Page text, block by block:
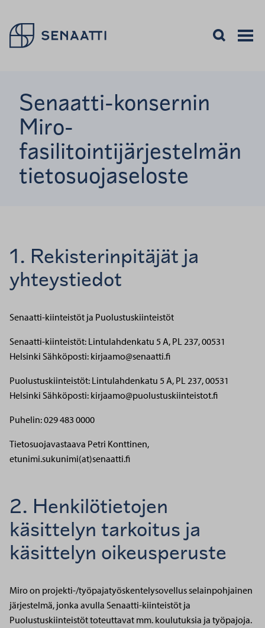
Palaa takaisin etusivulle
Avaa hakuAvaa
Senaatti-konsernin
Miro-
fasilitointijärjestelmän
tietosuojaseloste
1. Rekisterinpitäjät ja
yhteystiedot
Senaatti-kiinteistöt ja Puolustuskiinteistöt
Senaatti-kiinteistöt: Lintulahdenkatu 5 A, PL 237, 00531
Helsinki Sähköposti: kirjaamo@senaatti.fi
Puolustuskiinteistöt: Lintulahdenkatu 5 A, PL 237, 00531
Helsinki Sähköposti: kirjaamo@puolustuskiinteistot.fi
Puhelin: 029 483 0000
Tietosuojavastaava Petri Konttinen,
etunimi.sukunimi(at)senaatti.fi
2. Henkilötietojen
käsittelyn tarkoitus ja
käsittelyn oikeusperuste
Miro on projekti-/työpajatyöskentelysovellus selainpohjainen
järjestelmä, jonka avulla Senaatti-kiinteistöt ja
Puolustuskiinteistöt toteuttavat mm. koulutuksia ja työpajoja.